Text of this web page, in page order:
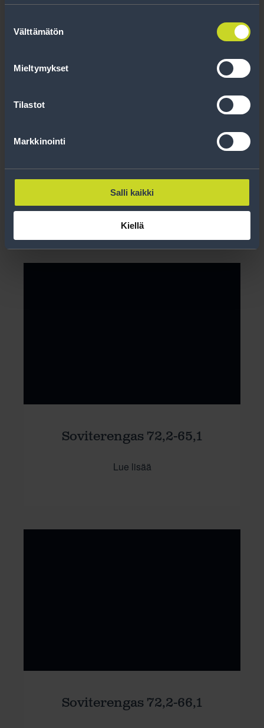
valinta
Välttämätön
Mieltymykset
Tilastot
Markkinointi
Salli kaikki
Kiellä
Soviterengas 72,2-63,4
Lue lisää
Soviterengas 72,2-65,1
Lue lisää
Soviterengas 72,2-66,1